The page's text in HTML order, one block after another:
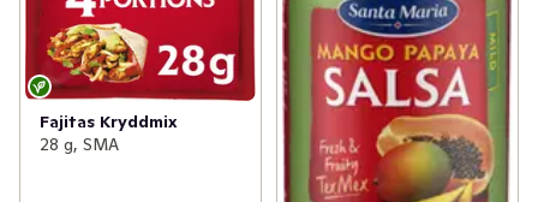
Fajitas Kryddmix
28 g, SMA